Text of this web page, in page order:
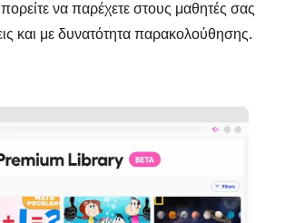
να παρέχετε στους μαθητές σας
και με δυνατότητα παρακολούθησης.